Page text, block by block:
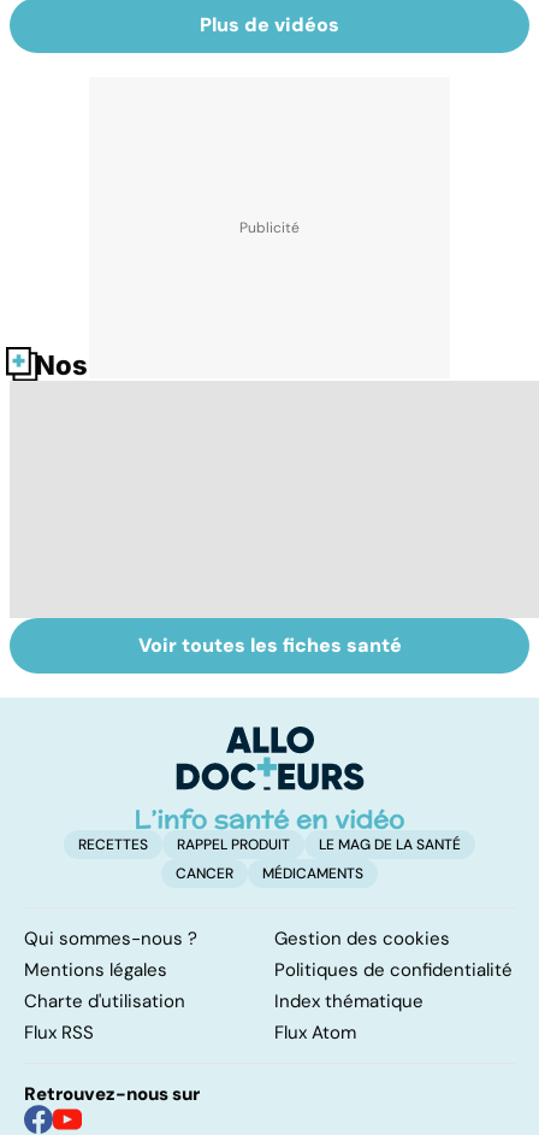
Plus de vidéos
Nos fiches santé
Gynéco : un suivi
pour la vie
Labial, génital,
oculaire :
soigner l'herpès ?
Voir toutes les fiches santé
RECETTES RAPPEL PRODUIT
LE MAG DE LA SANTÉ
CANCER
MÉDICAMENTS
Qui sommes-nous ?
Gestion des cookies
Mentions légales
Politiques de confidentialité
Charte d'utilisation
Index thématique
Flux RSS
Flux Atom
Retrouvez-nous sur